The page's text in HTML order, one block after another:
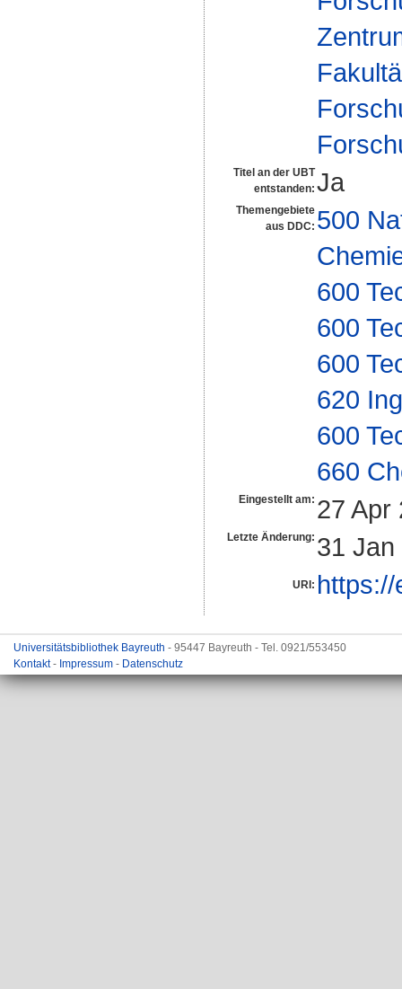
Titel an der UBT
entstanden: Ja
Themengebiete
aus DDC: 500
600
600
600
620
600
660
Eingestellt am: 27 Apr
Letzte Änderung: 31
URI:
Universitätsbibliothek Bayreuth - 95447 Bayreuth - Tel. 0921/553450
Kontakt- Impressum - Datenschutz